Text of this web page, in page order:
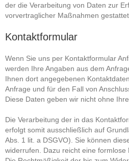
der die Verarbeitung von Daten zur
vorvertraglicher Maßnahmen gestattet.
Kontaktformular
Wenn Sie uns per Kontaktformular
werden Ihre Angaben aus dem
Ihnen dort angegebenen
Anfrage und für den Fall von
Diese Daten geben wir nicht ohne
Die Verarbeitung der in das
erfolgt somit ausschließlich auf
Abs. 1 lit. a DSGVO). Sie können
widerrufen. Dazu reicht eine formlose